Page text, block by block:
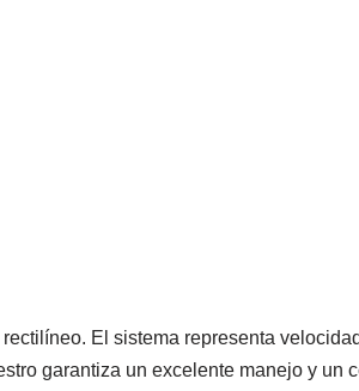
El sistema representa
garantiza un excelente manejo y un